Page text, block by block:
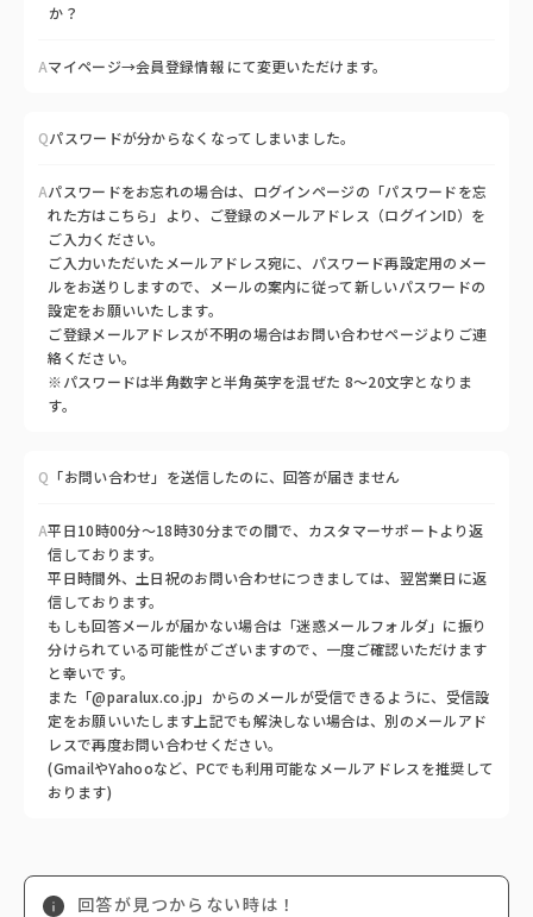
か？
Aマイページ→会員登録情報 にて変更いただけます。
Qパスワードが分からなくなってしまいました。
Aパスワードをお忘れの場合は、ログインページの「パスワードを忘
れた方はこちら」より、ご登録のメールアドレス（ログインID）を
ご入力ください。
ご入力いただいたメールアドレス宛に、パスワード再設定用のメー
ルをお送りしますので、メールの案内に従って新しいパスワードの
設定をお願いいたします。
ご登録メールアドレスが不明の場合はお問い合わせページよりご連
絡ください。
※パスワードは半角数字と半角英字を混ぜた 8～20文字となりま
す。
Q 「お問い合わせ」を送信したのに、回答が届きません
A平日10時00分〜18時30分までの間で、カスタマーサポートより返
信しております。
平日時間外、土日祝のお問い合わせにつきましては、翌営業日に返
信しております。
もしも回答メールが届かない場合は「迷惑メールフォルダ」に振り
分けられている可能性がございますので、一度ご確認いただけます
と幸いです。
また「@paralux.co.jp」からのメールが受信できるように、受信設
定をお願いいたします上記でも解決しない場合は、別のメールアド
レスで再度お問い合わせください。
(GmailやYahooなど、PCでも利用可能なメールアドレスを推奨して
おります)
回答が見つからない時は！